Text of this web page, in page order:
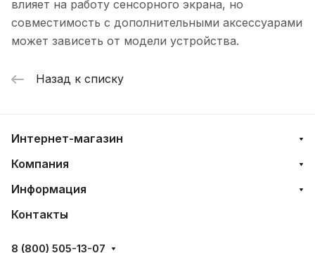
влияет на работу сенсорного экрана, но
совместимость с дополнительными аксессуарами
может зависеть от модели устройства.
Назад к списку
Интернет-магазин
Компания
Информация
Контакты
8 (800) 505-13-07